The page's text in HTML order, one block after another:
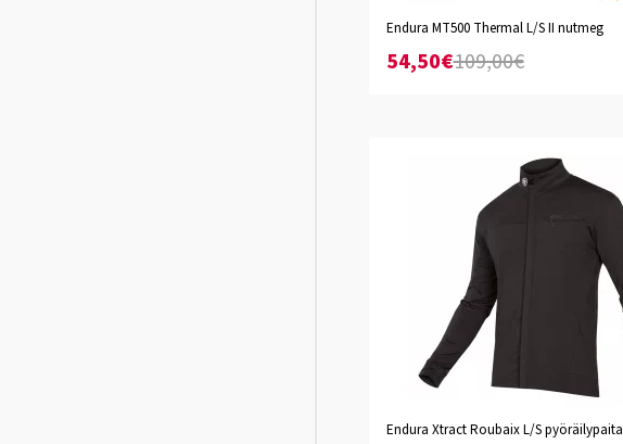
S M
Endura MT500 Thermal L/S II nutmeg
54,50€109,00€
Black
Endura Xtract Roubaix L/S pyöräilypaita